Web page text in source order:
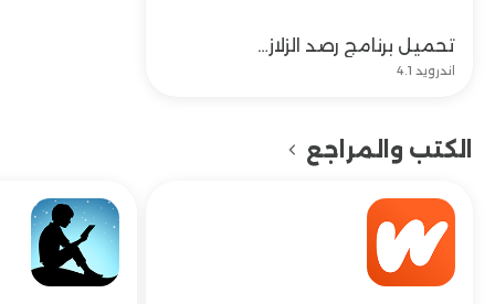
تحميل برنامج رصد الزلازل للايفون وللاندرويد مباشر بطريقة سهلة مجاناً
اندرويد 4.1
الكتب والمراجع